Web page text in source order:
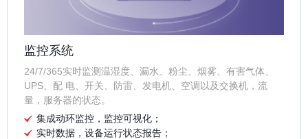
监控系统
24/7/365实时监测温湿度、漏水、粉尘、烟雾、有害气体、
UPS、配 电、开关、防雷、发电机、空调以及交换机，流
量，服务器的状态。
集成动环监控，监控可视化；
实时数据，设备运行状态报告；